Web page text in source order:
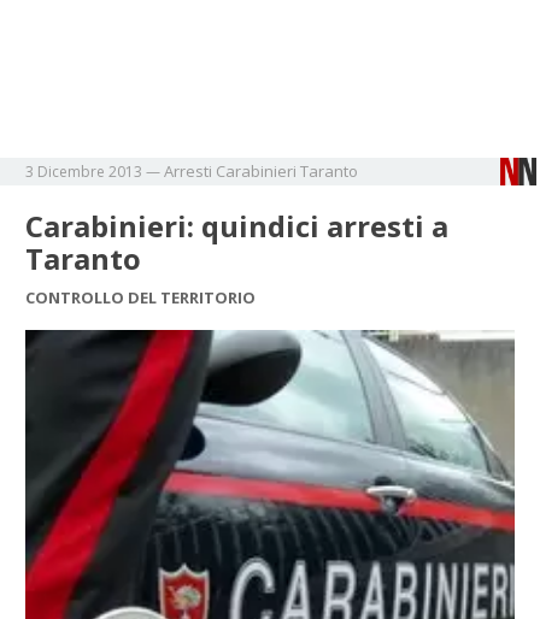
3 Dicembre 2013 —Arresti Carabinieri Taranto
Carabinieri: quindici arresti a
Taranto
CONTROLLO DEL TERRITORIO